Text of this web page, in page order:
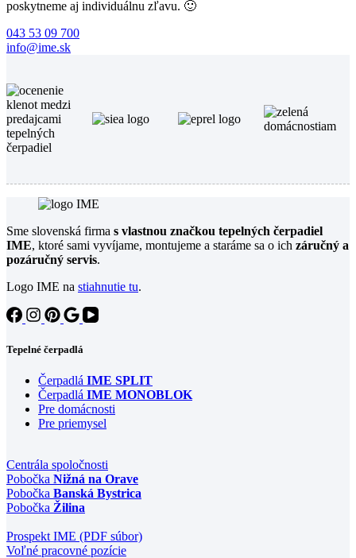
poskytneme aj individuálnu zľavu. 🙂
043 53 09 700
info@ime.sk
Sme slovenská firma s vlastnou značkou tepelných čerpadiel
IME, ktoré sami vyvíjame, montujeme a staráme sa o ich záručný a
pozáručný servis.
Logo IME na stiahnutie tu.
Tepelné čerpadlá
Čerpadlá IME SPLIT
Čerpadlá IME MONOBLOK
Pre domácnosti
Pre priemysel
Centrála spoločnosti
Pobočka Nižná na Orave
Pobočka Banská Bystrica
Pobočka Žilina
Prospekt IME (PDF súbor)
Voľné pracovné pozície